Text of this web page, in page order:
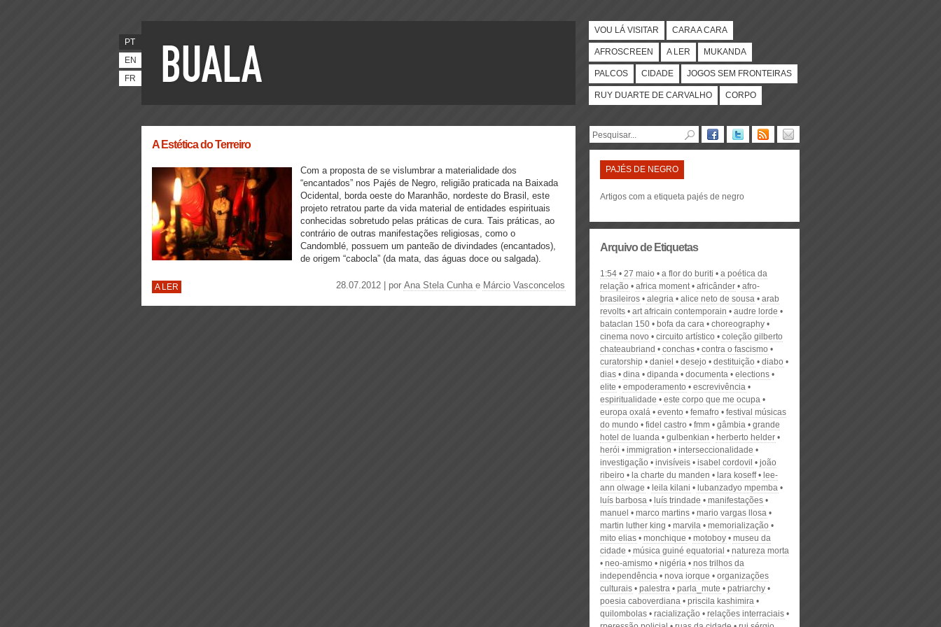
PT
EN
FR
VOU LÁ VISITAR CARA A CARA
AFROSCREEN A LER MUKANDA
PALCOS CIDADE JOGOS SEM FRONTEIRAS
RUY DUARTE DE CARVALHO CORPO
A Estética do Terreiro
Com a proposta de se vislumbrar a materialidade dos
“encantados” nos Pajés de Negro, religião praticada na Baixada
Ocidental, borda oeste do Maranhão, nordeste do Brasil, este
projeto retratou parte da vida material de entidades espirituais
conhecidas sobretudo pelas práticas de cura. Tais práticas, ao
contrário de outras manifestações religiosas, como o
Candomblé, possuem um panteão de divindades (encantados),
de origem “cabocla” (da mata, das águas doce ou salgada).
A LER 28.07.2012 | por Ana Stela Cunha e Márcio Vasconcelos
PAJÉS DE NEGRO
Artigos com a etiqueta pajés de negro
Arquivo de Etiquetas
1:54 27 maio a flor do buriti
a poética da
relação
africa moment africânder
afro-
brasileiros
alegria alice neto de sousa
arab
revolts
art africain contemporain
audre lorde
bataclan 150
bofa da cara
choreography
cinema novo
circuito artístico
coleção gilberto
chateaubriand
conchas
contra o fascismo
curatorship
daniel desejo destituição
diabo
dias
dina dipanda documenta
elections
elite
empoderamento
escrevivência
espiritualidade
este corpo que me ocupa
europa oxalá
evento femafro
festival músicas
do mundo
fidel castro fmm gâmbia
grande
hotel de luanda
gulbenkian
herberto helder
herói
immigration
interseccionalidade
investigação
invisíveis isabel cordovil
joão
ribeiro
la charte du manden lara koseff
lee-
ann olwage
leila kilani
lubanzadyo mpemba
luís barbosa
luís trindade
manifestações
manuel
marco martins
mario vargas llosa
martin luther king
marvila
memorialização
mito elias
monchique motoboy
museu da
cidade
música guiné equatorial
natureza morta
neo-amismo
nigéria
nos trilhos da
independência
nova iorque
organizações
culturais
palestra parla_mute
patriarchy
poesia caboverdiana
priscila kashimira
quilombolas
racialização
relações interraciais